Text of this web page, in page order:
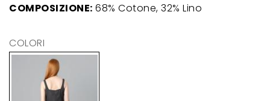
COMPOSIZIONE: 68% Cotone, 32% Lino
COLORI